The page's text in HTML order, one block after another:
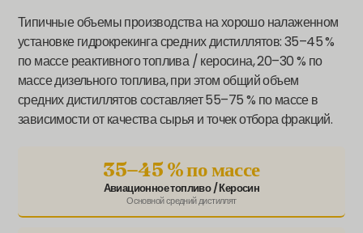
Типичные объемы производства на хорошо налаженном
установке гидрокрекинга средних дистиллятов: 35–45 %
по массе реактивного топлива / керосина, 20–30 % по
массе дизельного топлива, при этом общий объем
средних дистиллятов составляет 55–75 % по массе в
зависимости от качества сырья и точек отбора фракций.
35–45 % по массе
Авиационное топливо / Керосин
Основной средний дистиллят